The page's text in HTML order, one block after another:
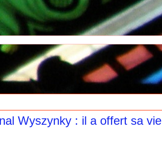
Wyszynky : il a offert sa vie